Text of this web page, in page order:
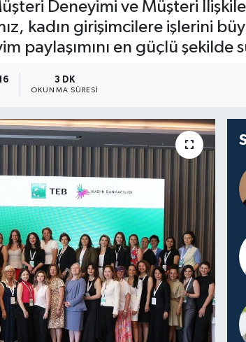
Deneyimi ve Müşteri
kadın girişimcilere işlerini
paylaşımını en güçlü şekilde
3 DK
OKUNMA SÜRESI